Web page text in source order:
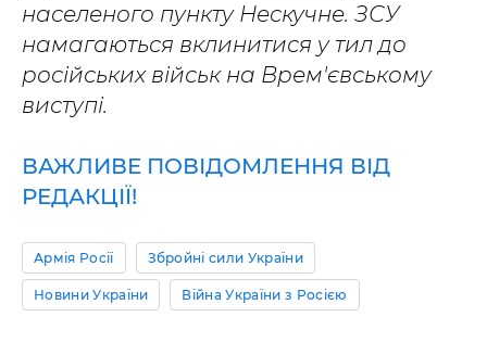
населеного пункту Нескучне. ЗСУ
намагаються вклинитися у тил до
російських військ на Врем'євському
виступі.
ВАЖЛИВЕ ПОВІДОМЛЕННЯ ВІД
РЕДАКЦІЇ!
Армія Росії Збройні сили України
Новини України Війна України з Росією